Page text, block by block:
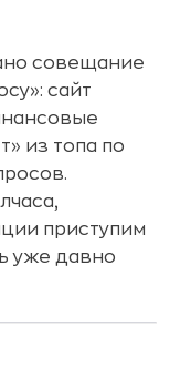
совещание
сайт
из топа по
приступим
уже давно